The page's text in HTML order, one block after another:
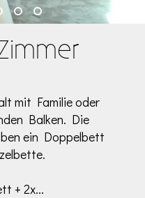
mit Familie oder
Balken. Die
ein Doppelbett
+ 2x...